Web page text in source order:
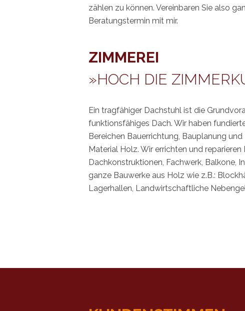
zählen zu können. Vereinbaren Sie also
Beratungstermin mit mir.
ZIMMEREI
»HOCH DIE
Ein tragfähiger Dachstuhl ist die
funktionsfähiges Dach. Wir haben
Bereichen Bauerrichtung, Bauplanung
Material Holz. Wir errichten und
Dachkonstruktionen, Fachwerk, Balkone,
ganze Bauwerke aus Holz wie z.B.:
Lagerhallen, Landwirtschaftliche